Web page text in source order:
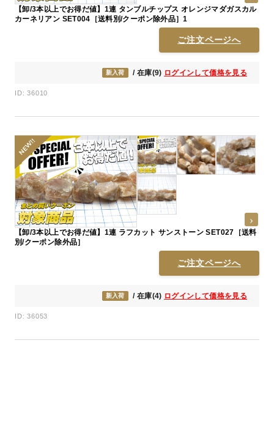
【卸/3本以上でお得だ値】1連 タンブルチップス オレンジマダガスカル
カーネリアン SET004［送料別/クーポン除外品］1
ご注文ページへ
新入荷 / 在庫(9) ログインして価格を見る
ID: 36010
【卸/3本以上でお得だ値】1連 ラフカット サンストーン SET027［送料
別/クーポン除外品］
ご注文ページへ
新入荷 / 在庫(4) ログインして価格を見る
ID: 36053